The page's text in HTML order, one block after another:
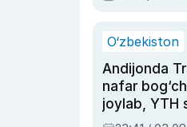
olmay
O‘zbekiston
Andijonda
nafar
joylab, YTH
ayolga sud